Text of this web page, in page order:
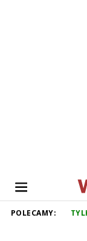
POLECAMY: